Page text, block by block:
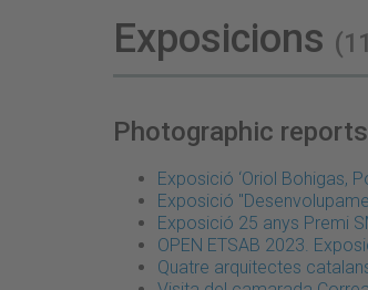
Exposicions
Photographic reports
Exposició ‘Oriol Bohigas,
Exposició
Exposició 25 anys Premi
OPEN ETSAB 2023.
Quatre arquitectes